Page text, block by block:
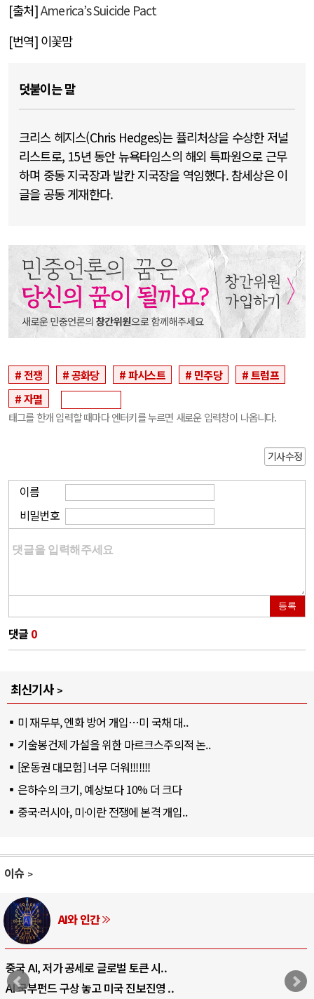
[출처]America’s Suicide Pact
[번역] 이꽃맘
덧붙이는 말
크리스 헤지스(Chris Hedges)는 퓰리처상을 수상한 저널
리스트로, 15년 동안 뉴욕타임스의 해외 특파원으로 근무
하며 중동 지국장과 발칸 지국장을 역임했다. 참세상은 이
글을 공동 게재한다.
전쟁 공화당 파시스트 민주당
트럼프
자멸
태그를 한개 입력할 때마다 엔터키를 누르면 새로운 입력창이 나옵니다.
기사수정
이름
비밀번호
등록
댓글 0
최신기사
미 재무부, 엔화 방어 개입…미 국채 대..
기술봉건제 가설을 위한 마르크스주의적 논..
[운동권 대모험] 너무 더워!!!!!!!
은하수의 크기, 예상보다 10% 더 크다
중국·러시아, 미·이란 전쟁에 본격 개입..
이슈
AI와 인간
중국 AI, 저가 공세로 글로벌 토큰 시..
AI 국부펀드 구상 놓고 미국 진보진영 ..